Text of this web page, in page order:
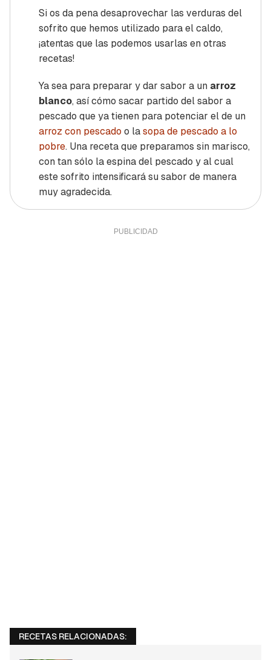
Si os da pena desaprovechar las verduras del
sofrito que hemos utilizado para el caldo,
¡atentas que las podemos usarlas en otras
recetas!
Ya sea para preparar y dar sabor a un arroz
blanco, así cómo sacar partido del sabor a
pescado que ya tienen para potenciar el de un
arroz con pescado o lasopa de pescado a lo
pobre. Una receta que preparamos sin marisco,
con tan sólo la espina del pescado y al cual
este sofrito intensificará su sabor de manera
muy agradecida.
RECETAS RELACIONADAS: